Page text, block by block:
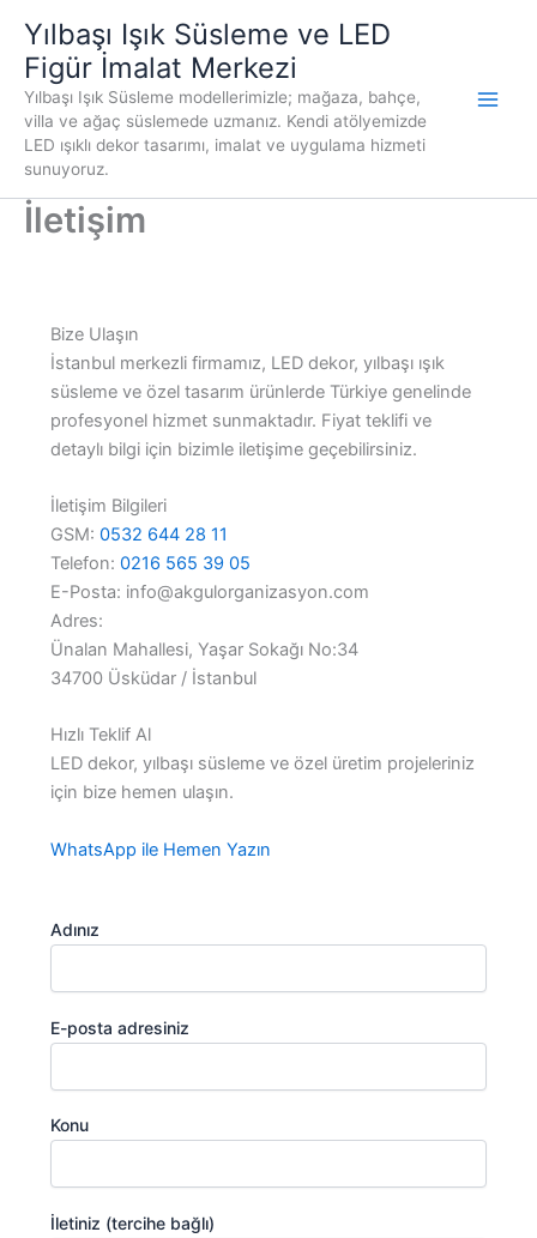
Yılbaşı Işık Süsleme ve LED
Figür İmalat Merkezi
Yılbaşı Işık Süsleme modellerimizle; mağaza, bahçe,
villa ve ağaç süslemede uzmanız. Kendi atölyemizde
LED ışıklı dekor tasarımı, imalat ve uygulama hizmeti
sunuyoruz.
İletişim
Bize Ulaşın
İstanbul merkezli firmamız, LED dekor, yılbaşı ışık
süsleme ve özel tasarım ürünlerde Türkiye genelinde
profesyonel hizmet sunmaktadır. Fiyat teklifi ve
detaylı bilgi için bizimle iletişime geçebilirsiniz.
İletişim Bilgileri
GSM: 0532 644 28 11
Telefon: 0216 565 39 05
E-Posta: info@akgulorganizasyon.com
Adres:
Ünalan Mahallesi, Yaşar Sokağı No:34
34700 Üsküdar / İstanbul
Hızlı Teklif Al
LED dekor, yılbaşı süsleme ve özel üretim projeleriniz
için bize hemen ulaşın.
WhatsApp ile Hemen Yazın
Adınız
E-posta adresiniz
Konu
İletiniz (tercihe bağlı)